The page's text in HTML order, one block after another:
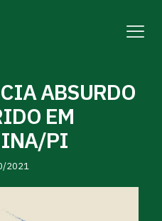
ABSURDO
EM
PI
2021